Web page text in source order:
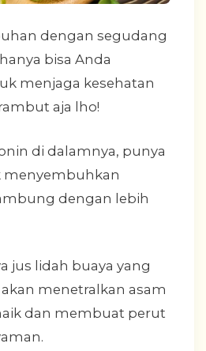
dengan segudang
bisa Anda
menjaga kesehatan
aja lho!
di dalamnya, punya
menyembuhkan
dengan lebih
jus lidah buaya yang
menetralkan asam
dan membuat perut